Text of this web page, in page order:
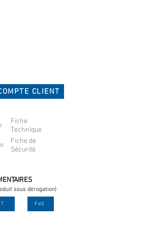
CLIENT
Fiche
Technique
Fiche de
Sécurité
sous dérogation)
FdS